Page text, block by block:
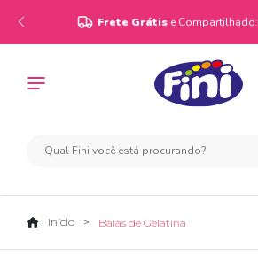
Frete Grátis e Compartilhado:
Início Balas de Gelatina